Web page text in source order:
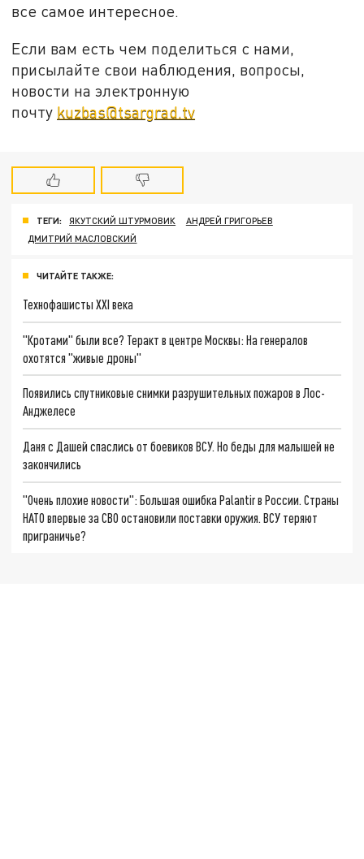
все самое интересное.
Если вам есть чем поделиться с нами,
присылайте свои наблюдения, вопросы,
новости на электронную
почту kuzbas@tsargrad.tv
ТЕГИ: ЯКУТСКИЙ ШТУРМОВИК
АНДРЕЙ ГРИГОРЬЕВ
ДМИТРИЙ МАСЛОВСКИЙ
ЧИТАЙТЕ ТАКЖЕ:
Технофашисты XXI века
"Кротами" были все? Теракт в центре Москвы: На генералов
охотятся "живые дроны"
Появились спутниковые снимки разрушительных пожаров в Лос-
Анджелесе
Даня с Дашей спаслись от боевиков ВСУ. Но беды для малышей не
закончились
"Очень плохие новости": Большая ошибка Palantir в России. Страны
НАТО впервые за СВО остановили поставки оружия. ВСУ теряют
приграничье?